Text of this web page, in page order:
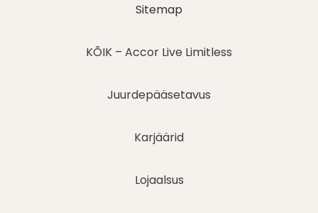
Sitemap
KÕIK – Accor Live Limitless
Juurdepääsetavus
Karjäärid
Lojaalsus